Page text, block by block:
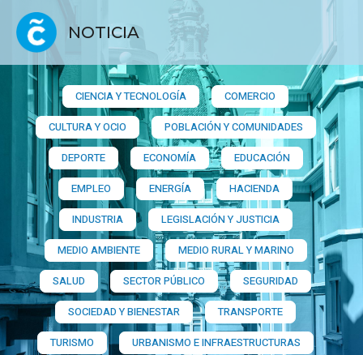
NOTICIA
CIENCIA Y TECNOLOGÍA
COMERCIO
CULTURA Y OCIO
POBLACIÓN Y COMUNIDADES
DEPORTE
ECONOMÍA
EDUCACIÓN
EMPLEO
ENERGÍA
HACIENDA
INDUSTRIA
LEGISLACIÓN Y JUSTICIA
MEDIO AMBIENTE
MEDIO RURAL Y MARINO
SALUD
SECTOR PÚBLICO
SEGURIDAD
SOCIEDAD Y BIENESTAR
TRANSPORTE
TURISMO
URBANISMO E INFRAESTRUCTURAS